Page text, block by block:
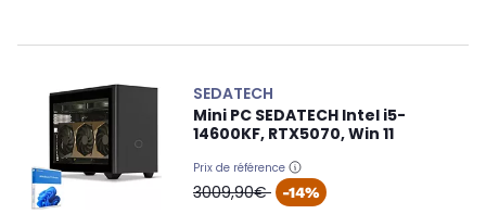
SEDATECH
Mini PC SEDATECH Intel i5-
14600KF, RTX5070, Win 11
Prix de référence
oldPrice
3009,90€ -14%